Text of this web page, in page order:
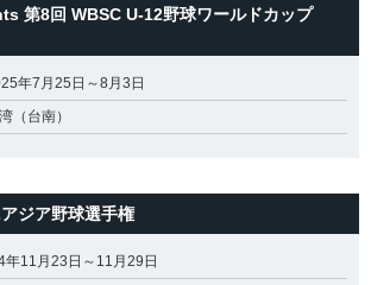
第8回 WBSC U-12野球ワールドカップ
年7月25日～8月3日
（台南）
ジア野球選手権
年11月23日～11月29日